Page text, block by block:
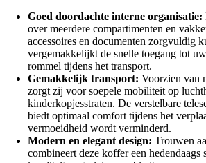
Goed doordachte interne organisatie:
over meerdere compartimenten en
accessoires en documenten zorgvuldig
vergemakkelijkt de snelle toegang tot
rommel tijdens het transport.
Gemakkelijk transport: Voorzien van
zorgt zij voor soepele mobiliteit op
kinderkopjesstraten. De verstelbare
biedt optimaal comfort tijdens het
vermoeidheid wordt verminderd.
Modern en elegant design: Trouwen
combineert deze koffer een hedendaags